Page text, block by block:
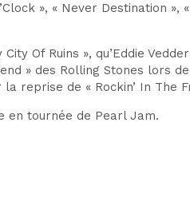
», « Never Destination
Of Ruins », qu’Eddie
» des Rolling Stones lors
reprise de « Rockin’ In The
en tournée de Pearl Jam.